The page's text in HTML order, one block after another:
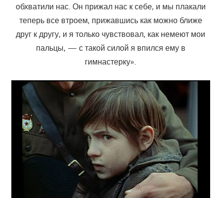
обхватили нас. Он прижал нас к себе, и мы плакали
теперь все втроем, прижавшись как можно ближе
друг к другу, и я только чувствовал, как немеют мои
пальцы, — с такой силой я впился ему в
гимнастерку».